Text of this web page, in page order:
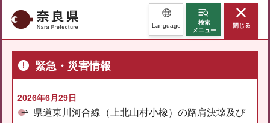
奈良県 Language
検索
メニュー
閉じる
緊急・災害情報
2026年6月29日
県道東川河合線（上北山村小橡）の路肩決壊及び